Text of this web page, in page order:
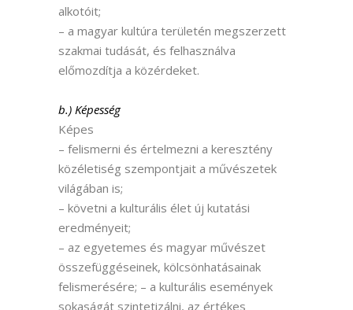
alkotóit;
– a magyar kultúra területén megszerzett
szakmai tudását, és felhasználva
előmozdítja a közérdeket.
b.) Képesség
Képes
– felismerni és értelmezni a keresztény
közéletiség szempontjait a művészetek
világában is;
– követni a kulturális élet új kutatási
eredményeit;
– az egyetemes és magyar művészet
összefüggéseinek, kölcsönhatásainak
felismerésére; – a kulturális események
sokaságát szintetizálni, az értékes